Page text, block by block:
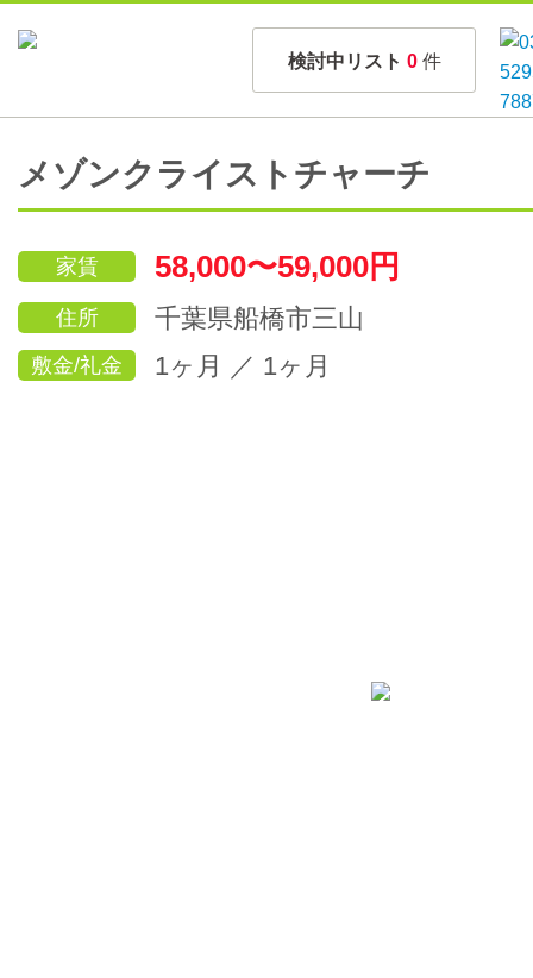
検討中リスト 0 件
メゾンクライストチャーチ
家賃 58,000〜59,000円
住所 千葉県船橋市三山
敷金/礼金 1ヶ月 ／ 1ヶ月